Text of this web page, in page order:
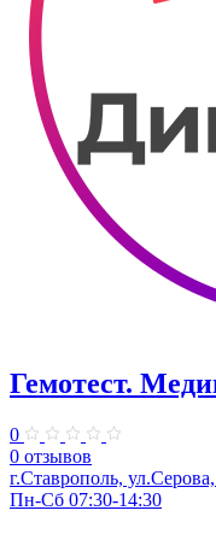
Гемотест.
0
0 отзывов
г.Ставрополь,
Пн-Сб 07:30-14:30